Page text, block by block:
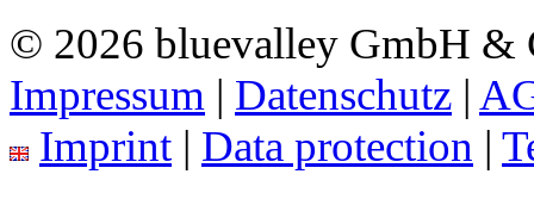
© 2026 bluevalley GmbH &
Impressum | Datenschutz |
Imprint | Data protection |